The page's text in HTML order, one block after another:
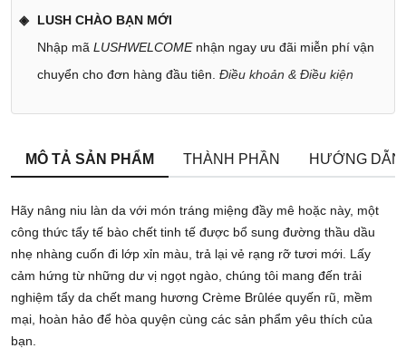
LUSH CHÀO BẠN MỚI
Nhập mã LUSHWELCOMEnhận ngay ưu đãi miễn phí vận
chuyển cho đơn hàng đầu tiên. Điều khoản & Điều kiện
MÔ TẢ SẢN PHẨM THÀNH PHẦN HƯỚNG
Hãy nâng niu làn da với món tráng miệng đầy mê hoặc này, một
công thức tẩy tế bào chết tinh tế được bổ sung đường thầu dầu
nhẹ nhàng cuốn đi lớp xỉn màu, trả lại vẻ rạng rỡ tươi mới. Lấy
cảm hứng từ những dư vị ngọt ngào, chúng tôi mang đến trải
nghiệm tẩy da chết mang hương Crème Brûlée quyến rũ, mềm
mại, hoàn hảo để hòa quyện cùng các sản phẩm yêu thích của
bạn.